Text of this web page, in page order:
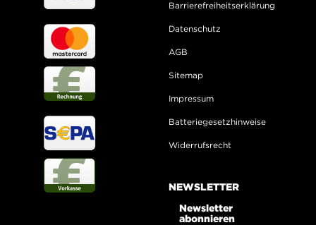
Barrierefreiheitserklärung
Datenschutz
AGB
Sitemap
Impressum
Batteriegesetzhinweise
Widerrufsrecht
NEWSLETTER
Newsletter
abonnieren